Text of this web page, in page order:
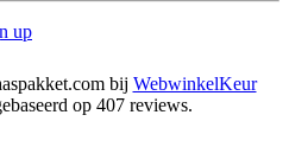
up
bij WebwinkelKeur
op 407 reviews.